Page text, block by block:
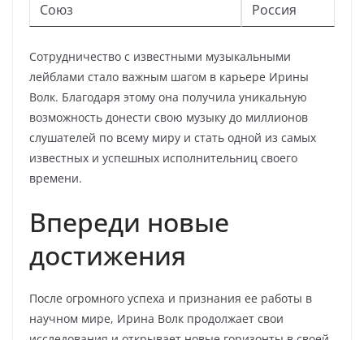
Союз
Россия
Сотрудничество с известными музыкальными
лейблами стало важным шагом в карьере Ирины
Волк. Благодаря этому она получила уникальную
возможность донести свою музыку до миллионов
слушателей по всему миру и стать одной из самых
известных и успешных исполнительниц своего
времени.
Впереди новые
достижения
После огромного успеха и признания ее работы в
научном мире, Ирина Волк продолжает свои